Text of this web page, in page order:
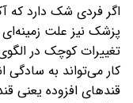
اگر فردی شک دارد که
پزشک نیز علت زمینه‌ای
تغییرات کوچک در
کار می‌تواند به
قندهای افزوده یعنی